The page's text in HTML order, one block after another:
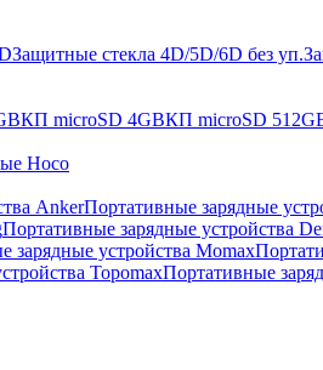
Защитные стекла 4D/5D/6D без уп.
КП microSD 4GBКП microSD
Hoco
AnkerПортативные зарядные
Портативные зарядные устройства
зарядные устройства Momax
TopomaxПортативные